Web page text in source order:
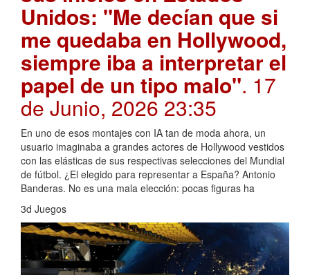
Unidos: "Me decían que si
me quedaba en Hollywood,
siempre iba a interpretar el
papel de un tipo malo". 17
de Junio, 2026 23:35
En uno de esos montajes con IA tan de moda ahora, un
usuario imaginaba a grandes actores de Hollywood vestidos
con las elásticas de sus respectivas selecciones del Mundial
de fútbol. ¿El elegido para representar a España? Antonio
Banderas. No es una mala elección: pocas figuras ha
3d Juegos